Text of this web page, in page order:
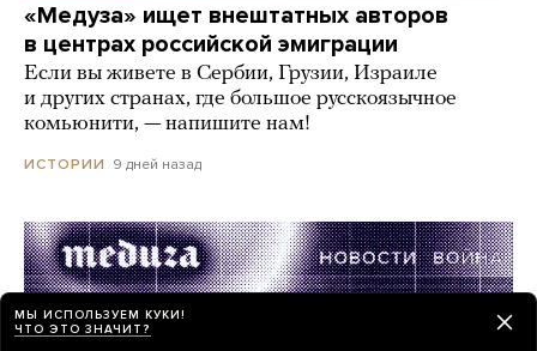
«Медуза» ищет внештатных авторов
в центрах российской эмиграции
Если вы живете в Сербии, Грузии, Израиле
и других странах, где большое русскоязычное
комьюнити, — напишите нам!
ИСТОРИИ 9 дней назад
МЫ ИСПОЛЬЗУЕМ КУКИ!
ЧТО ЭТО ЗНАЧИТ?